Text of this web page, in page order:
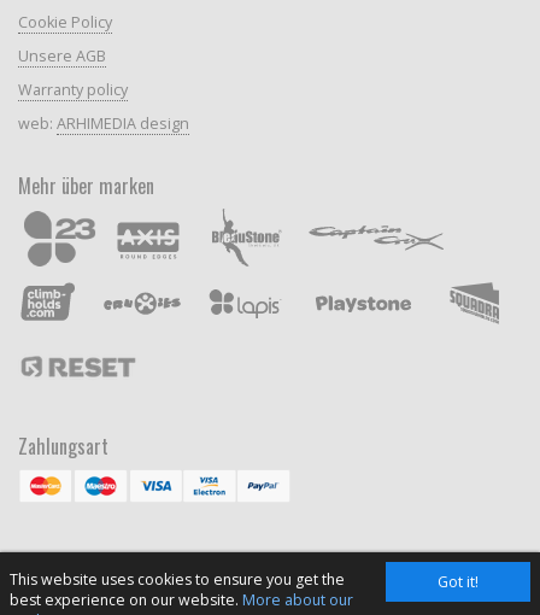
Got it!
This website uses cookies to ensure you get the
best experience on our website. More about our
Cookie Policy
Unsere AGB
Warranty policy
web: ARHIMEDIA design
Mehr über marken
Zahlungsart